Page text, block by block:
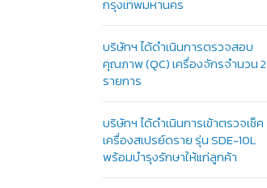
กรุงเทพมหานคร
บริษัทฯ ได้ดำเนินการตรวจสอบ
คุณภาพ (QC) เครื่องจักรจำนวน 2
รายการ
บริษัทฯ ได้ดำเนินการเข้าตรวจเช็ค
เครื่องสเปรย์ดราย รุ่น SDE-10L
พร้อมบำรุงรักษาให้แก่ลูกค้า